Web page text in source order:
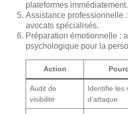
plateformes immédiatement.
Assistance professionnelle
avocats spécialisés.
Préparation émotionnelle :
psychologique pour la
Action
Audit de
visibilité
Identifie les
d’attaque